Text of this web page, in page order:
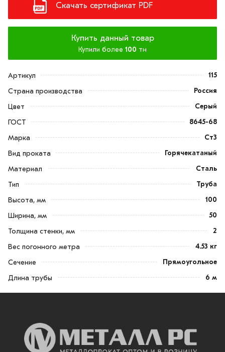
Скачать сертификат PDF
Купить данный товар
Купили более 100 тн
Артикул
115
Страна производства
Россия
Цвет
Серый
ГОСТ
8645-68
Марка
Ст3
Вид проката
Горячекатаный
Материал
Сталь
Тип
Труба
Высота, мм
100
Ширина, мм
50
Толщина стенки, мм
2
Вес погонного метра
4.53 кг
Сечение
Прямоугольное
Длина трубы
6 м